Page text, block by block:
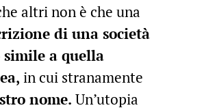
altri non è che una
di una società
a quella
in cui stranamente
nome. Un’utopia